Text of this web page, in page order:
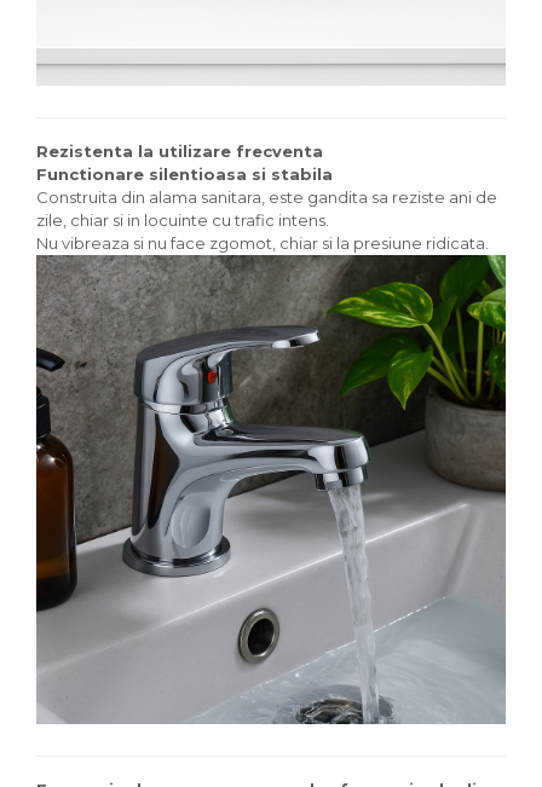
Rezistenta la utilizare frecventa
Functionare silentioasa si stabila
Construita din alama sanitara, este gandita sa reziste ani de
zile, chiar si in locuinte cu trafic intens.
Nu vibreaza si nu face zgomot, chiar si la presiune ridicata.